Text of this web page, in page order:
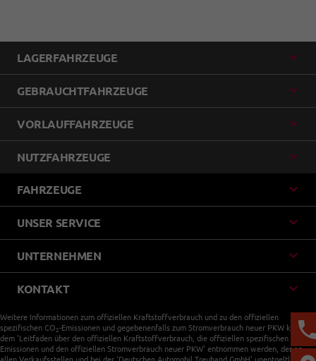
LAGERFAHRZEUGE
GEBRAUCHTFAHRZEUGE
VORLAUFFAHRZEUGE
NUTZFAHRZEUGE
FAHRZEUGE
UNSER SERVICE
UNTERNEHMEN
KONTAKT
Weitere Informationen zum offiziellen Kraftstoffverbrauch und zu den offiziellen
spezifischen CO 2-Emissionen und gegebenenfalls zum Stromverbrauch neuer PKW können
dem 'Leitfaden über den offiziellen Kraftstoffverbrauch, die offiziellen spezifischen CO
-
Emissionen und den offiziellen Stromverbrauch neuer PKW' entnommen werden, der an